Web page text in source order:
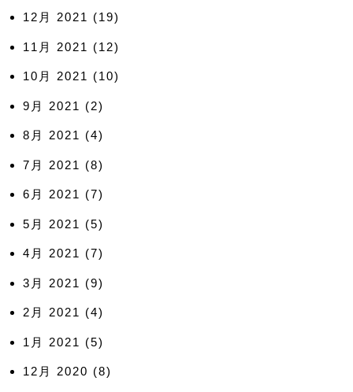
12月 2021 (19)
11月 2021 (12)
10月 2021 (10)
9月 2021 (2)
8月 2021 (4)
7月 2021 (8)
6月 2021 (7)
5月 2021 (5)
4月 2021 (7)
3月 2021 (9)
2月 2021 (4)
1月 2021 (5)
12月 2020 (8)